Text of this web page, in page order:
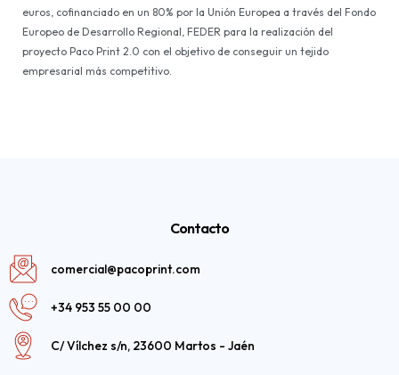
euros, cofinanciado en un 80% por la Unión Europea a través del Fondo
Europeo de Desarrollo Regional, FEDER para la realización del
proyecto Paco Print 2.0 con el objetivo de conseguir un tejido
empresarial más competitivo.
Contacto
comercial@pacoprint.com
+34 953 55 00 00
C/ Vílchez s/n, 23600 Martos - Jaén